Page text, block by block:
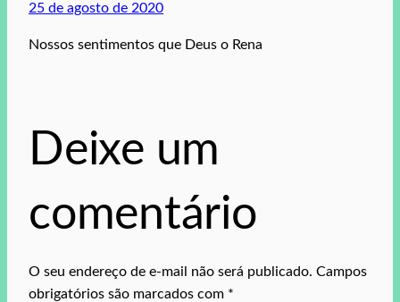
25 de agosto de 2020
Nossos sentimentos que Deus o Rena
Deixe um
comentário
O seu endereço de e-mail não será publicado. Campos
obrigatórios são marcados com *